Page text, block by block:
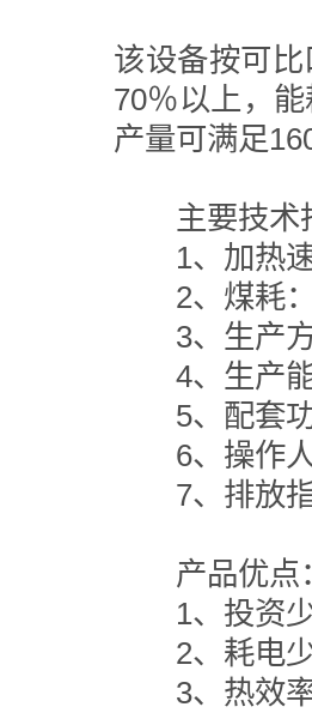
该设备按可
70％以上，
产量可满足
主要技术
1、加热速
2、煤耗：
3、生产方
4、生产能
5、配套功
6、操作人
7、排放指
产品优
1、投资
2、耗电
3、热效